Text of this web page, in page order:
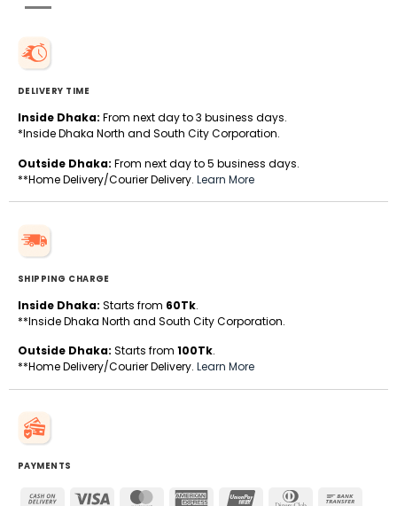
DELIVERY TIME
Inside Dhaka: From next day to 3 business days.
*Inside Dhaka North and South City Corporation.
Outside Dhaka: From next day to 5 business days.
**Home Delivery/Courier Delivery. Learn More
SHIPPING CHARGE
Inside Dhaka: Starts from 60Tk.
**Inside Dhaka North and South City Corporation.
Outside Dhaka: Starts from 100Tk.
**Home Delivery/Courier Delivery. Learn More
PAYMENTS
Cash
Visa MasterCardAmerican
UnionPay
Dinners